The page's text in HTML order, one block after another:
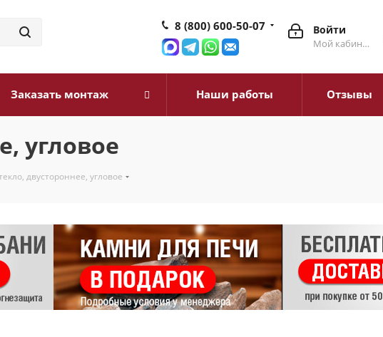
Войти
Мой кабинет
8 (800) 600-50-07
Заказать монтаж Наши работы Отзывы
угловое
двустороннее, угловое